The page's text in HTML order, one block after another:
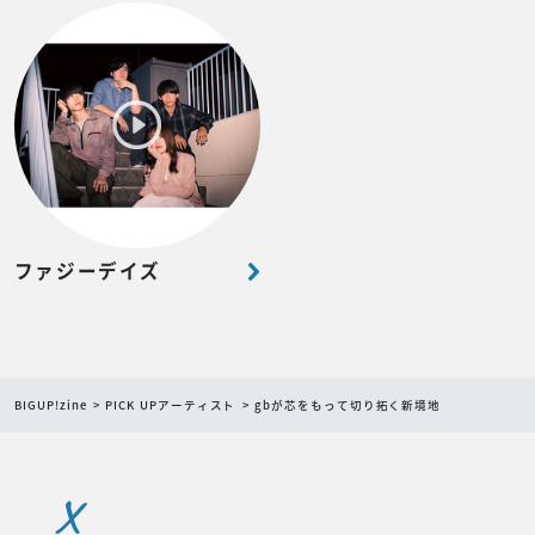
ファジーデイズ
BIGUP!zine PICK UPアーティスト gbが芯をもって切り拓く新境地
X